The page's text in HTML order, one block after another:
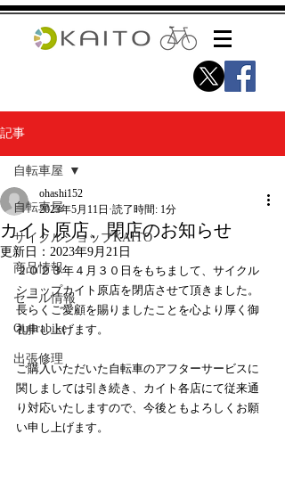
記事
自転車屋
サイクルショップKAITO
商品情報
セール情報
Qujirabike
出張修理
自転車屋
カイト原店、閉店のお知らせ
ohashi152
2023年5月11日 読了時間: 1分
更新日： 2023年9月21日
２０２３年４月３０日をもちまして、サイクル
ショップカイト原店を閉店させて頂きました。
長らくご愛顧を賜りましたことを心より厚く御
礼申し上げます。
ご購入いただいた自転車のアフターサービスに
関しましては引き続き、カイト各店にて従来通
り対応いたしますので、今後ともよろしくお願
い申し上げます。